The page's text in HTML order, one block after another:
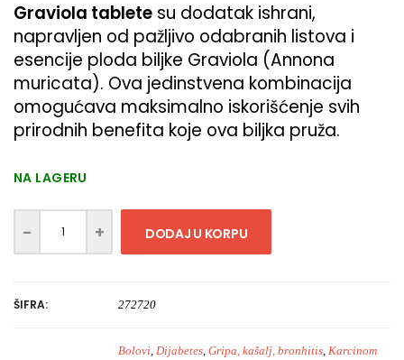
Graviola tablete su dodatak ishrani,
napravljen od pažljivo odabranih listova i
esencije ploda biljke Graviola (Annona
muricata). Ova jedinstvena kombinacija
omogućava maksimalno iskorišćenje svih
prirodnih benefita koje ova biljka pruža.
NA LAGERU
DODAJ U KORPU
ŠIFRA: 272720
Bolovi, Dijabetes, Gripa, kašalj, bronhitis, Karcinom